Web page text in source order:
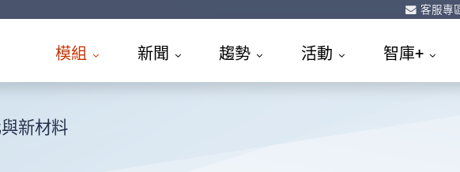
客服專
模組 新聞 趨勢 活動 智庫+
新材料